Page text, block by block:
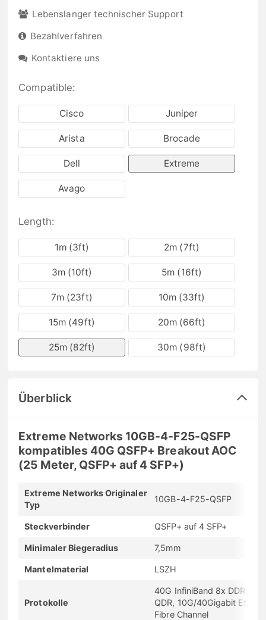
Lebenslanger technischer Support
Bezahlverfahren
Kontaktiere uns
Compatible:
Cisco Juniper
Arista Brocade
Dell Extreme
Avago
Length:
1m (3ft) 2m (7ft)
3m (10ft) 5m (16ft)
7m (23ft) 10m (33ft)
15m (49ft) 20m (66ft)
25m (82ft) 30m (98ft)
Überblick
Extreme Networks 10GB-4-F25-QSFP
kompatibles 40G QSFP+ Breakout AOC
(25 Meter, QSFP+ auf 4 SFP+)
Extreme Networks Originaler
Typ
10GB-4-F25-QSFP
Steckverbinder QSFP+ auf 4 SFP+
Minimaler Biegeradius 7,5mm
Mantelmaterial LSZH
Protokolle
40G InfiniBand 8x DDR, 4x
QDR, 10G/40Gigabit
Fibre Channel